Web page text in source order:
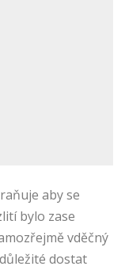
aby se
bylo zase
vděčný
dostat